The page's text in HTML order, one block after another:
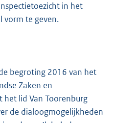
in het
vorm te geven.
begroting 2016 van het
Zaken en
lid Van Toorenburg
de dialoogmogelijkheden